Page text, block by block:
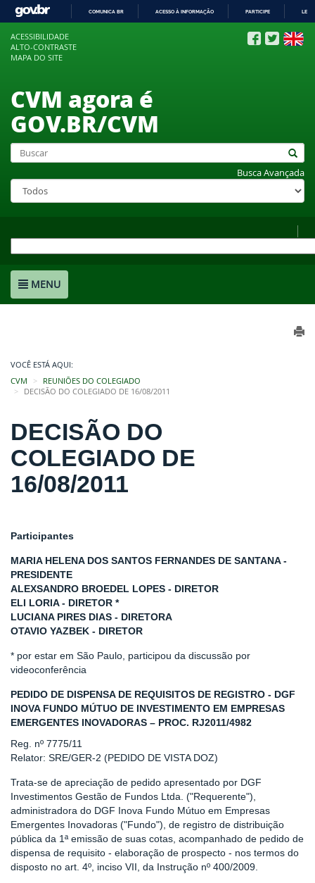
COMUNICA BR ACESSO À INFORMAÇÃO PARTICIPE
ACESSIBILIDADE
ALTO-CONTRASTE
MAPA DO SITE
CVM agora é
GOV.BR/CVM
Busca Avançada
MENU
VOCÊ ESTÁ AQUI:
CVM
REUNIÕES DO COLEGIADO
DECISÃO DO COLEGIADO DE 16/08/2011
DECISÃO DO
COLEGIADO DE
16/08/2011
Participantes
MARIA HELENA DOS SANTOS FERNANDES DE SANTANA -
PRESIDENTE
ALEXSANDRO BROEDEL LOPES - DIRETOR
ELI LORIA - DIRETOR *
LUCIANA PIRES DIAS - DIRETORA
OTAVIO YAZBEK - DIRETOR
* por estar em São Paulo, participou da discussão por
videoconferência
PEDIDO DE DISPENSA DE REQUISITOS DE REGISTRO - DGF
INOVA FUNDO MÚTUO DE INVESTIMENTO EM EMPRESAS
EMERGENTES INOVADORAS – PROC. RJ2011/4982
Reg. nº 7775/11
Relator: SRE/GER-2 (PEDIDO DE VISTA DOZ)
Trata-se de apreciação de pedido apresentado por DGF
Investimentos Gestão de Fundos Ltda. ("Requerente"),
administradora do DGF Inova Fundo Mútuo em Empresas
Emergentes Inovadoras ("Fundo"), de registro de distribuição
pública da 1ª emissão de suas cotas, acompanhado de pedido de
dispensa de requisito - elaboração de prospecto - nos termos do
disposto no art. 4º, inciso VII, da Instrução nº 400/2009.